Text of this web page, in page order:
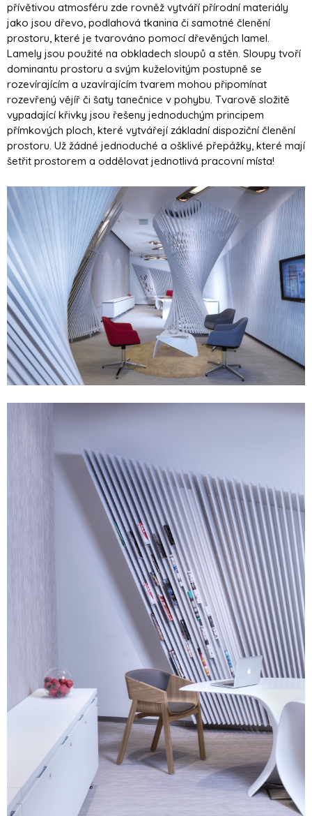
přívětivou atmosféru zde rovněž vytváří přírodní materiály
jako jsou dřevo, podlahová tkanina či samotné členění
prostoru, které je tvarováno pomocí dřevěných lamel.
Lamely jsou použité na obkladech sloupů a stěn. Sloupy tvoří
dominantu prostoru a svým kuželovitým postupně se
rozevírajícím a uzavírajícím tvarem mohou připomínat
rozevřený vějíř či šaty tanečnice v pohybu. Tvarově složitě
vypadající křivky jsou řešeny jednoduchým principem
přímkových ploch, které vytvářejí základní dispoziční členění
prostoru. Už žádné jednoduché a ošklivé přepážky, které mají
šetřit prostorem a oddělovat jednotlivá pracovní místa!